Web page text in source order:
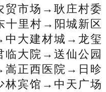
市场→耿庄村委
十里村→阳城新区
大建材城→龙玺
大院→送仙公园
正西医院→日昣
宾馆→中天广场